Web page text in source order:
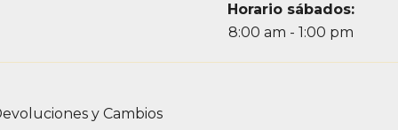
Horario sábados:
8:00 am - 1:00 pm
y Cambios